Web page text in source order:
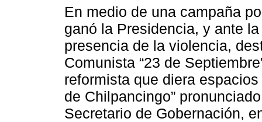
En medio de una campaña
ganó la Presidencia, y ante
presencia de la violencia,
Comunista “23 de
reformista que diera
de Chilpancingo”
Secretario de Gobernación,